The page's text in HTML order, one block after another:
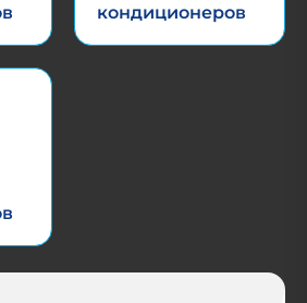
кондиционеров